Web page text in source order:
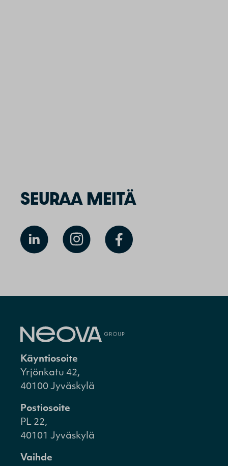
SEURAA MEITÄ
Käyntiosoite
Yrjönkatu 42,
40100 Jyväskylä
Postiosoite
PL 22,
40101 Jyväskylä
Vaihde